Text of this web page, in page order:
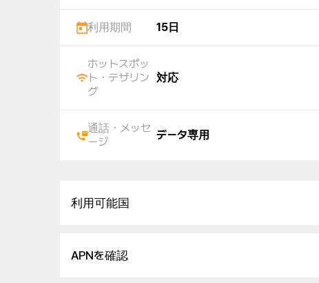
利用期間 15日
ホットスポッ
ト・テザリン
グ
対応
通話・メッセ
ージ
データ専用
利用可能国
APNを確認